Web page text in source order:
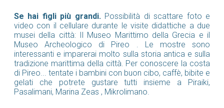
Se hai figli più grandi.Possibilità di scattare foto e
video con il cellulare durante le visite didattiche a due
musei della città: Il Museo Marittimo della Grecia e il
Museo Archeologico di Pireo . Le mostre sono
interessanti e imparerai molto sulla storia antica e sulla
tradizione marittima della città. Per conoscere la costa
di Pireo... tentate i bambini con buon cibo, caffè, bibite e
gelati che potrete gustare tutti insieme a Piraiki,
Pasalimani, Marina Zeas , Mikrolimano.